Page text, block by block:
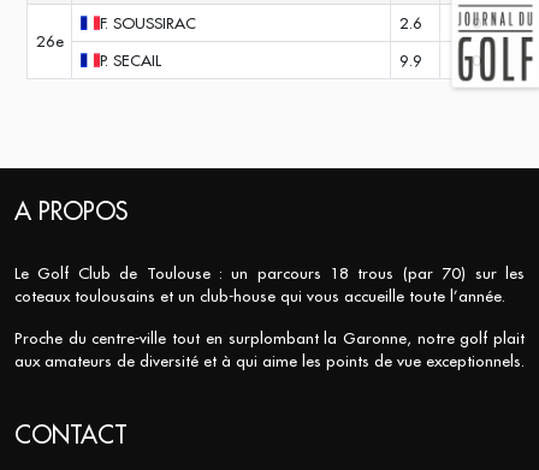
26e
F. SOUSSIRAC 2.6
0
P. SECAIL 9.9 0
A PROPOS
Le Golf Club de Toulouse : un parcours 18 trous (par 70) sur les
coteaux toulousains et un club-house qui vous accueille toute l’année.
Proche du centre-ville tout en surplombant la Garonne, notre golf plait
aux amateurs de diversité et à qui aime les points de vue exceptionnels.
CONTACT